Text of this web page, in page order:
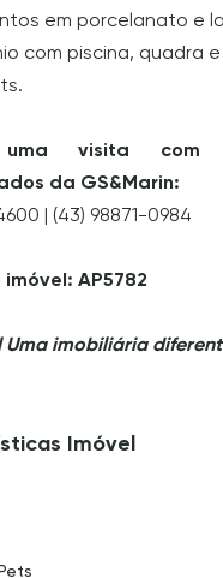
em porcelanato e
com piscina, quadra
uma visita com
da GS&Marin:
| (43) 98871-0984
imóvel: AP5782
Uma imobiliária
Imóvel